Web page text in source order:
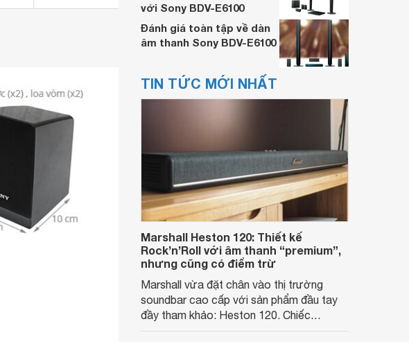
với Sony BDV-E6100
Đánh giá toàn tập về dàn
âm thanh Sony BDV-E6100
TIN TỨC MỚI NHẤT
Marshall Heston 120: Thiết kế
Rock’n’Roll với âm thanh “premium”,
nhưng cũng có điểm trừ
Marshall vừa đặt chân vào thị trường
soundbar cao cấp với sản phẩm đầu tay
đầy tham khảo: Heston 120. Chiếc